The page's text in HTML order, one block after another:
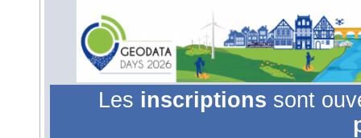
Les inscriptions sont